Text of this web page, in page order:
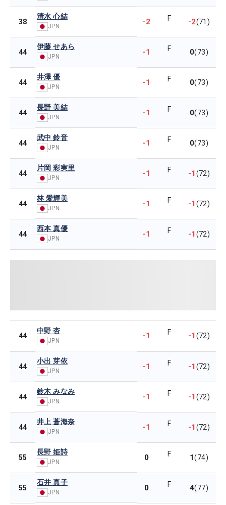
38
清水 心結
JPN -2 F -2(71)
44
伊藤 せあら
JPN -1 F 0(73)
44
井澤 優
JPN -1 F 0(73)
44
長野 美結
JPN -1 F 0(73)
44
武中 鈴音
JPN -1 F 0(73)
44
片岡 彩実里
JPN -1 F -1(72)
44
林 愛輝美
JPN -1 F -1(72)
44
西本 真優
JPN -1 F -1(72)
44
中野 杏
JPN
-1 F -1(72)
44
小出 芽依
JPN -1 F -1(72)
44
鈴木 みなみ
JPN -1 F -1(72)
44
井上 蒼海奈
JPN -1 F -1(72)
55
長野 姫詩
JPN 0 F 1(74)
55
石井 真子
JPN 0 F 4(77)